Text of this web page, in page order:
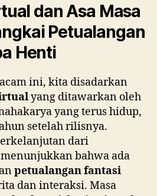
dan Asa Masa
Petualangan
Henti
ini, kita disadarkan
yang ditawarkan oleh
yang terus hidup,
setelah rilisnya.
dari
menunjukkan bahwa ada
petualangan fantasi
dan interaksi. Masa